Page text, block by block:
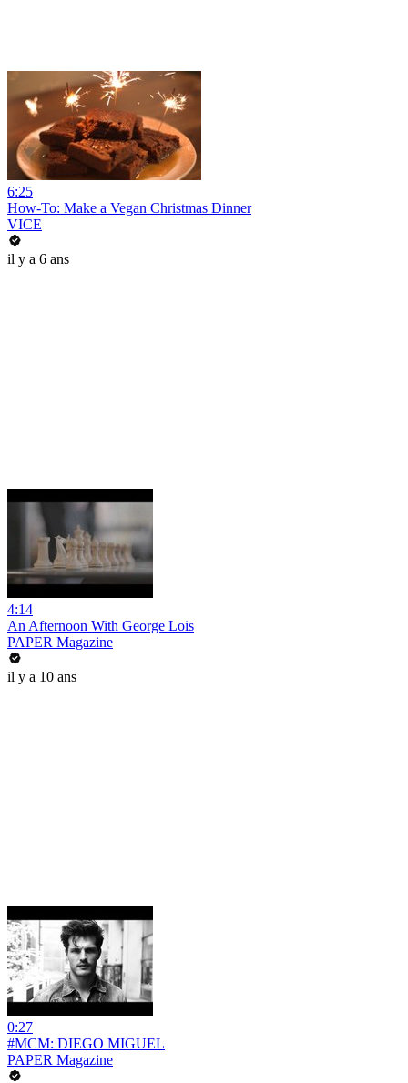
6:25
How-To: Make a Vegan Christmas Dinner
VICE
il y a 6 ans
4:14
An Afternoon With George Lois
PAPER Magazine
il y a 10 ans
0:27
#MCM: DIEGO MIGUEL
PAPER Magazine